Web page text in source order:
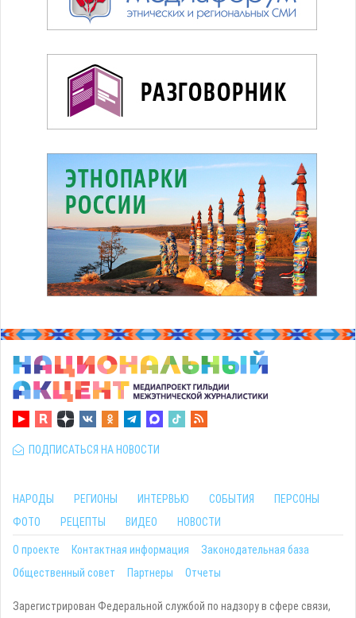
ПОДПИСАТЬСЯ НА НОВОСТИ
НАРОДЫ РЕГИОНЫ ИНТЕРВЬЮ СОБЫТИЯ
ПЕРСОНЫ
ФОТО
РЕЦЕПТЫ ВИДЕО НОВОСТИ
О проекте Контактная информация
Законодательная база
Общественный совет
Партнеры Отчеты
Зарегистрирован Федеральной службой по надзору в сфере связи,